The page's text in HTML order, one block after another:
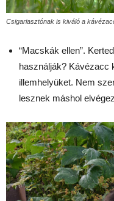
Csigariasztónak is kiváló a
“Macskák ellen”.
használják? Kávézacc
illemhelyüket. Nem
lesznek máshol